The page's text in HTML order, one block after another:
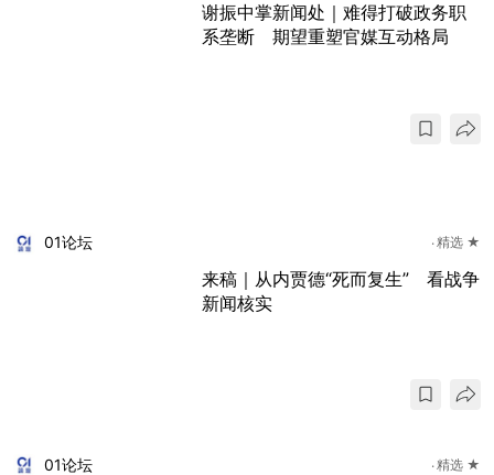
谢振中掌新闻处｜难得打破政务职
系垄断 期望重塑官媒互动格局
01论坛 精选 ★
来稿｜从内贾德“死而复生” 看战争
新闻核实
01论坛 精选 ★